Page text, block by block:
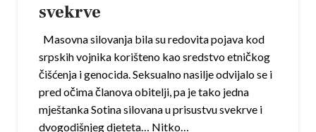
svekrve
Masovna silovanja bila su redovita pojava kod
srpskih vojnika korišteno kao sredstvo etničkog
čišćenja i genocida. Seksualno nasilje odvijalo se i
pred očima članova obitelji, pa je tako jedna
mještanka Sotina silovana u prisustvu svekrve i
dvogodišnjeg djeteta… Nitko…